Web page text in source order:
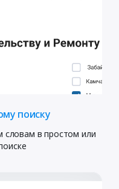
поиску
в простом или